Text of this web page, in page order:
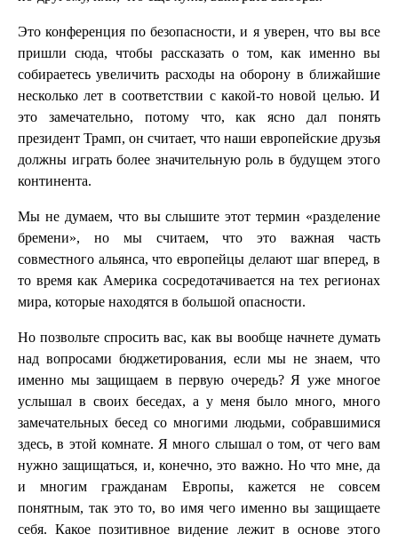
Это конференция по безопасности, и я уверен, что вы все
пришли сюда, чтобы рассказать о том, как именно вы
собираетесь увеличить расходы на оборону в ближайшие
несколько лет в соответствии с какой-то новой целью. И
это замечательно, потому что, как ясно дал понять
президент Трамп, он считает, что наши европейские друзья
должны играть более значительную роль в будущем этого
континента.
Мы не думаем, что вы слышите этот термин «разделение
бремени», но мы считаем, что это важная часть
совместного альянса, что европейцы делают шаг вперед, в
то время как Америка сосредотачивается на тех регионах
мира, которые находятся в большой опасности.
Но позвольте спросить вас, как вы вообще начнете думать
над вопросами бюджетирования, если мы не знаем, что
именно мы защищаем в первую очередь? Я уже многое
услышал в своих беседах, а у меня было много, много
замечательных бесед со многими людьми, собравшимися
здесь, в этой комнате. Я много слышал о том, от чего вам
нужно защищаться, и, конечно, это важно. Но что мне, да
и многим гражданам Европы, кажется не совсем
понятным, так это то, во имя чего именно вы защищаете
себя. Какое позитивное видение лежит в основе этого